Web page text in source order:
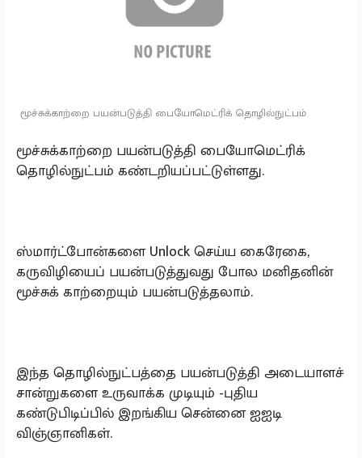
மூச்சுக்காற்றை பயன்படுத்தி பையோமெட்ரிக் தொழில்நுட்பம்
மூச்சுக்காற்றை பயன்படுத்தி பையோமெட்ரிக்
தொழில்நுட்பம் கண்டறியப்பட்டுள்ளது.
ஸ்மார்ட்போன்களை Unlock செய்ய கைரேகை,
கருவிழியைப் பயன்படுத்துவது போல மனிதனின்
மூச்சுக் காற்றையும் பயன்படுத்தலாம்.
இந்த தொழில்நுட்பத்தை பயன்படுத்தி அடையாளச்
சான்றுகளை உருவாக்க முடியும் -புதிய
கண்டுபிடிப்பில் இறங்கிய சென்னை ஐஐடி
விஞ்ஞானிகள்.